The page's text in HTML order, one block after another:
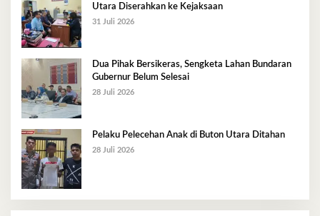
Utara Diserahkan ke Kejaksaan
31 Juli 2026
Dua Pihak Bersikeras, Sengketa Lahan Bundaran
Gubernur Belum Selesai
28 Juli 2026
Pelaku Pelecehan Anak di Buton Utara Ditahan
28 Juli 2026